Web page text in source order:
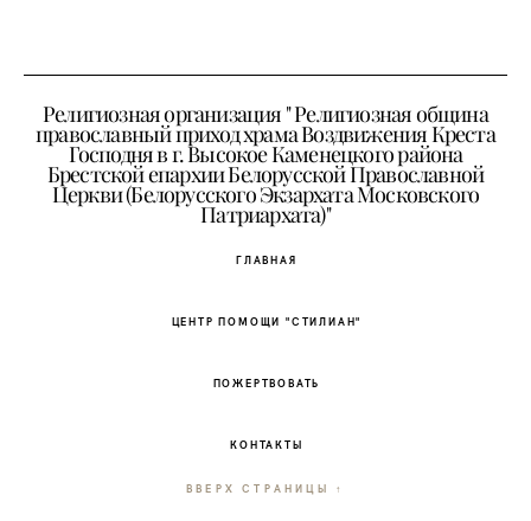
Религиозная организация " Религиозная община
православный приход храма Воздвижения Креста
Господня в г. Высокое Каменецкого района
Брестской епархии Белорусской Православной
Церкви (Белорусского Экзархата Московского
Патриархата)"
ГЛАВНАЯ
ЦЕНТР ПОМОЩИ "СТИЛИАН"
ПОЖЕРТВОВАТЬ
КОНТАКТЫ
ВВЕРХ СТРАНИЦЫ ↑